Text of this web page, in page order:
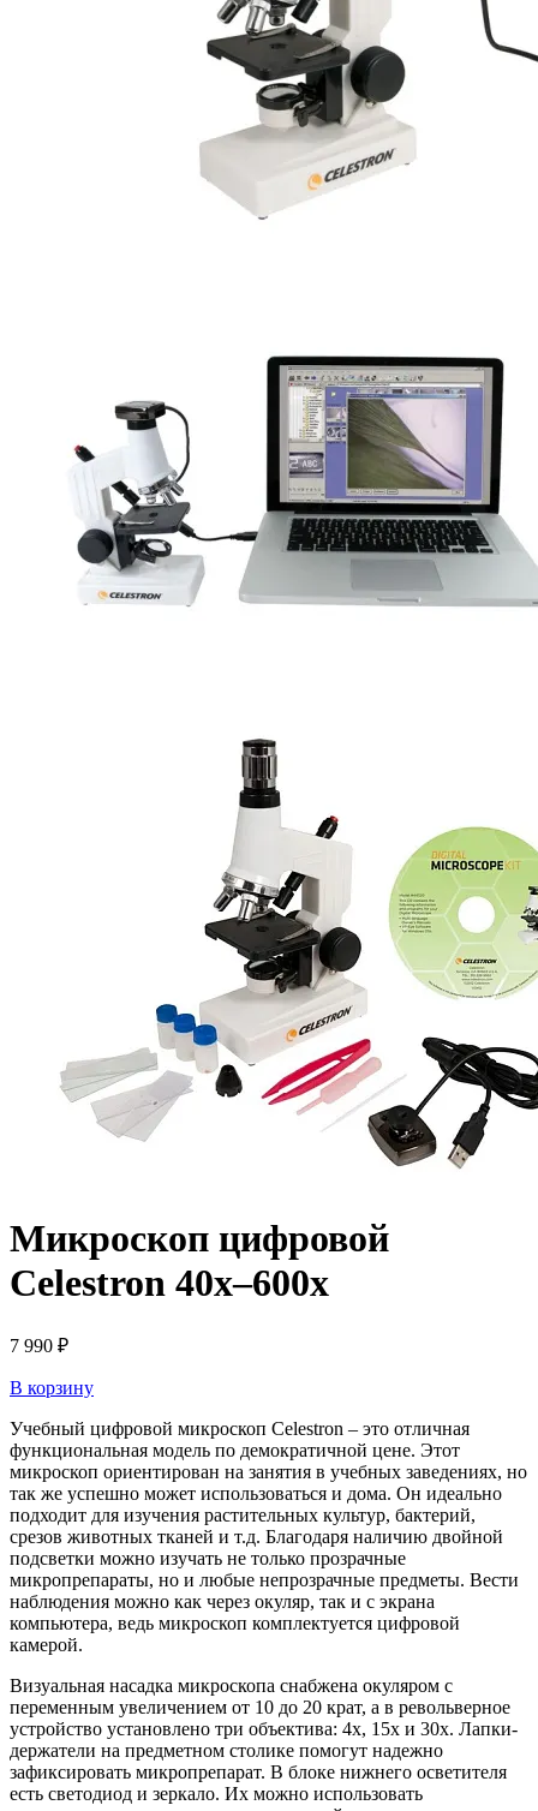
Микроскоп цифровой
Celestron 40x–600x
7 990 ₽
В корзину
Учебный цифровой микроскоп Celestron – это отличная
функциональная модель по демократичной цене. Этот
микроскоп ориентирован на занятия в учебных заведениях, но
так же успешно может использоваться и дома. Он идеально
подходит для изучения растительных культур, бактерий,
срезов животных тканей и т.д. Благодаря наличию двойной
подсветки можно изучать не только прозрачные
микропрепараты, но и любые непрозрачные предметы. Вести
наблюдения можно как через окуляр, так и с экрана
компьютера, ведь микроскоп комплектуется цифровой
камерой.
Визуальная насадка микроскопа снабжена окуляром с
переменным увеличением от 10 до 20 крат, а в револьверное
устройство установлено три объектива: 4х, 15х и 30х. Лапки-
держатели на предметном столике помогут надежно
зафиксировать микропрепарат. В блоке нижнего осветителя
есть светодиод и зеркало. Их можно использовать